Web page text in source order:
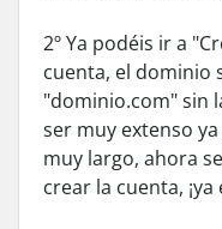
2º Ya podéis ir a
cuenta, el dominio
"dominio.com" sin
ser muy extenso
muy largo, ahora
crear la cuenta, ¡ya